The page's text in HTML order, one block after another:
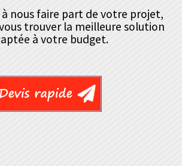
à nous faire part de votre projet,
trouver la meilleure solution
à votre budget.